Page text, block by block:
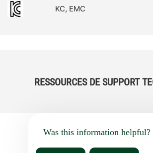
KC, EMC
RESSOURCES DE SUPPORT
Was this information helpful?